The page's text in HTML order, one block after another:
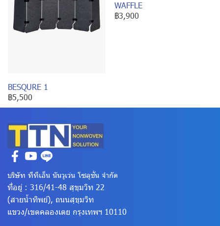
BESQURE 1
฿5,500
WAFFLE
฿3,900
บริษัท ทีทีเอ็น นันวูเว่น โซลูชั่น จำกัด
ที่อยู่ : 316/41-48 สุขุมวิท 22
(สายน้ำทิพย์), ถนนสุขุมวิท
แขวง/เขตคลองเตย กรุงเทพฯ 10110